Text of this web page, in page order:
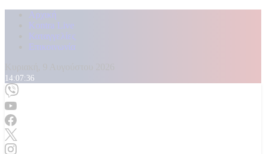
Αρχική
Kontra Live
Καταγγελίες
Επικοινωνία
14:07:37